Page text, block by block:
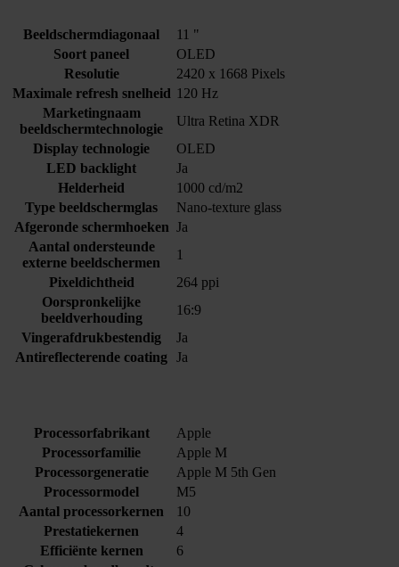
Beeldschermdiagonaal
11 "
Soort paneel
OLED
Resolutie
2420 x 1668 Pixels
Maximale refresh snelheid 120 Hz
Marketingnaam
beeldschermtechnologie
Ultra Retina XDR
Display technologie
OLED
LED backlight
Ja
Helderheid
1000 cd/m2
Type beeldschermglas
Nano-texture glass
Afgeronde schermhoeken Ja
Aantal ondersteunde
externe beeldschermen
1
Pixeldichtheid
264 ppi
Oorspronkelijke
beeldverhouding
16:9
Vingerafdrukbestendig
Ja
Antireflecterende coating
Ja
Processorfabrikant
Apple
Processorfamilie
Apple M
Processorgeneratie
Apple M 5th Gen
Processormodel
M5
Aantal processorkernen
10
Prestatiekernen
4
Efficiënte kernen
6